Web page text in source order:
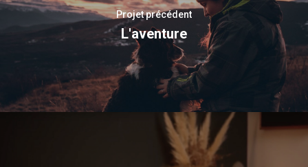
Projet précédent
L'aventure